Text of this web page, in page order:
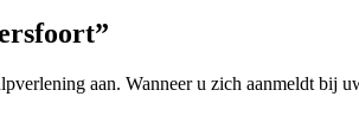
aan. Wanneer u zich aanmeldt bij